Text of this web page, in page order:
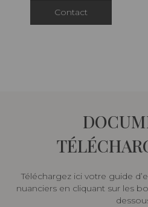
Contact
Téléchargez ici votre guide
nuanciers en cliquant sur les